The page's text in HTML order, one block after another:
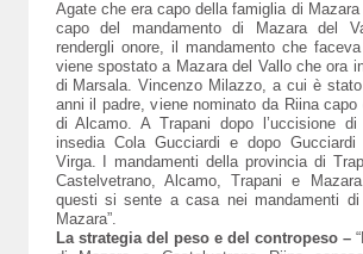
Agate che era capo della famiglia di
capo del mandamento di Mazara del
rendergli onore, il mandamento che
viene spostato a Mazara del Vallo che ora
di Marsala. Vincenzo Milazzo, a cui è
anni il padre, viene nominato da Riina capo
di Alcamo. A Trapani dopo l’uccisione
insedia Cola Gucciardi e dopo Gucciardi
Virga. I mandamenti della provincia di
Castelvetrano, Alcamo, Trapani e
questi si sente a casa nei mandamenti di
Mazara”.
La strategia del peso e del contropeso –